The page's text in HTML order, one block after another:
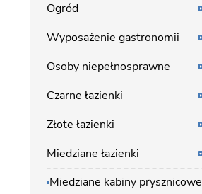
Ogród
Wyposażenie gastronomii
Osoby niepełnosprawne
Czarne łazienki
Złote łazienki
Miedziane łazienki
Miedziane kabiny prysznicowe